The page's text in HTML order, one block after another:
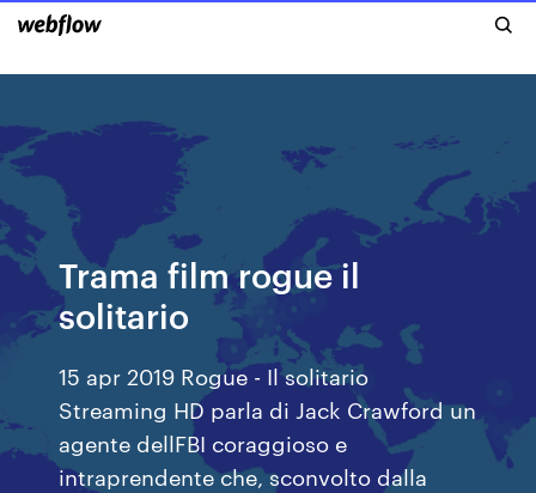
Trama film rogue il
solitario
15 apr 2019 Rogue - Il solitario
Streaming HD parla di Jack Crawford un
agente dellFBI coraggioso e
intraprendente che, sconvolto dalla